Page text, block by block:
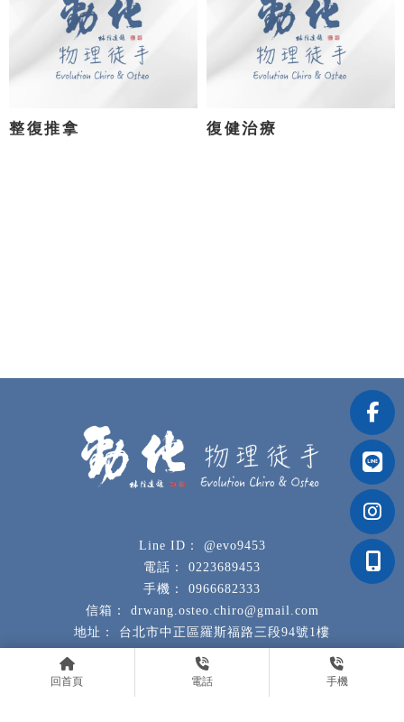
整復推拿 復健治療
回首頁 電話 手機
@evo9453
0223689453
0966682333
drwang.osteo.chiro@gmail.com
台北市中正區羅斯福路三段94號1樓
回首頁 關於勁化 服務內容